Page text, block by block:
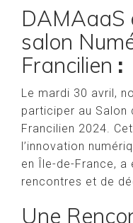
DAMAaaS
salon
Francilien :
Le mardi 30 avril,
participer au Salon
Francilien 2024.
l’innovation
en Île-de-France, a
rencontres et de
Une